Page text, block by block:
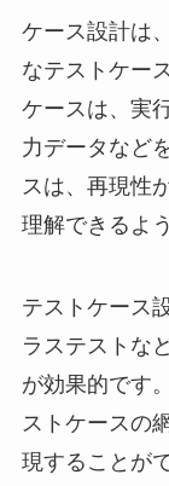
ケース設計は
なテストケー
ケースは、実
力データなど
スは、再現性
理解できるよ
テストケース
ラステストな
が効果的です
ストケースの
現することが